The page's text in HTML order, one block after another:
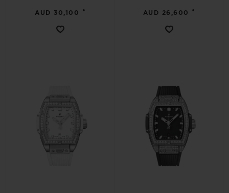
AUD 30,100 • AUD 26,600 •